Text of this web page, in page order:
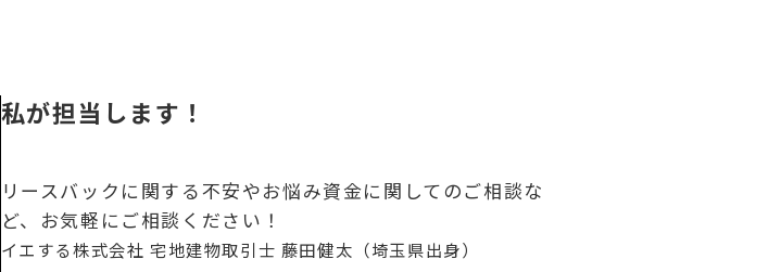
私が担当します！
リースバックに関する不安やお悩み資金に関してのご相談な
ど、お気軽にご相談ください！
イエする株式会社 宅地建物取引士 藤田健太（埼玉県出身）